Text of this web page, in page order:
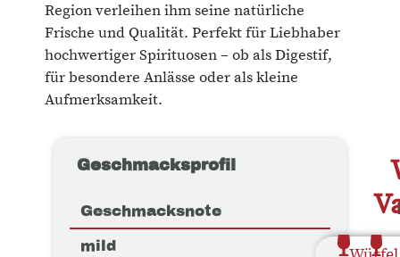
Region verleihen ihm seine natürliche
Frische und Qualität. Perfekt für Liebhaber
hochwertiger Spirituosen – ob als Digestif,
für besondere Anlässe oder als kleine
Aufmerksamkeit.
Geschmacksprofil
Geschmacksnote
mild